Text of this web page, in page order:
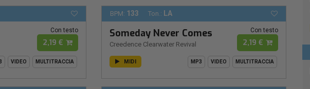
Con testo
2,19 €
VIDEO MULTITRACCIA
BPM: 133 Ton.: LA
Someday Never Comes
Creedence Clearwater Revival
Con testo
2,19 €
MIDI MP3 VIDEO MULTITRACCIA